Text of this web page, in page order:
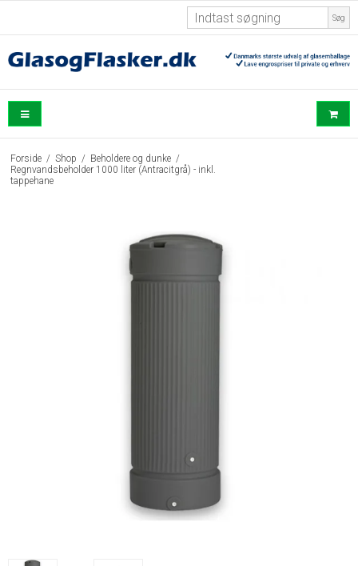
Søg
Forside / Shop / Beholdere og dunke /
Regnvandsbeholder 1000 liter (Antracitgrå) - inkl.
tappehane